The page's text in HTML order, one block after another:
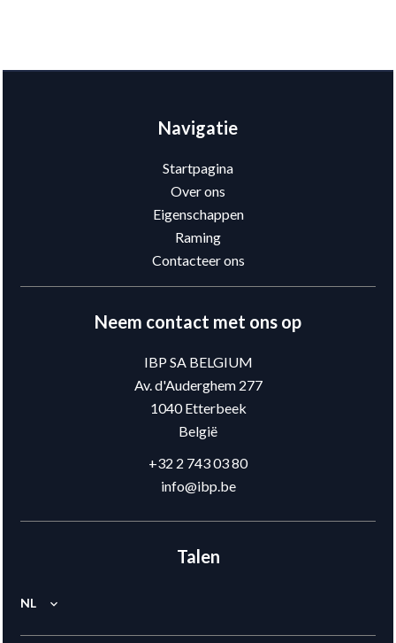
Navigatie
Startpagina
Over ons
Eigenschappen
Raming
Contacteer ons
Neem contact met ons op
IBP SA BELGIUM
Av. d'Auderghem 277
1040Etterbeek
België
+32 2 743 03 80
info@ibp.be
Talen
NL